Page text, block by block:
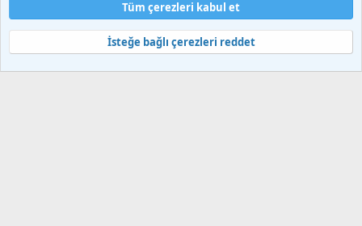
Şartlar ve kurallar
Gizlilik politikası
Yardım
Ana sayfa
S
S
Community platform by XenForo® © 2010-2025 XenForo Ltd.
Tüm çerezleri kabul et
İsteğe bağlı çerezleri reddet